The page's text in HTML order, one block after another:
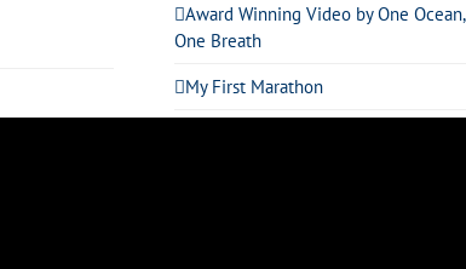
Award Winning Video by One Ocean,
One Breath
My First Marathon